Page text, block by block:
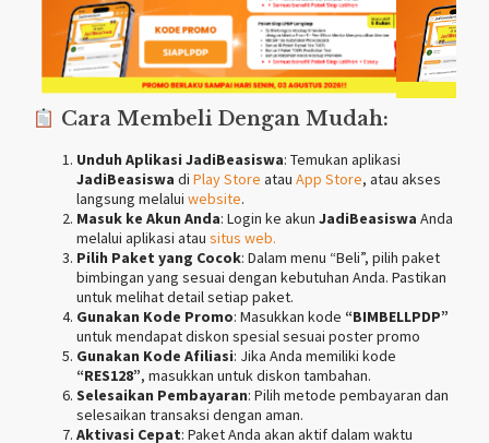
Cara Membeli Dengan Mudah:
Unduh Aplikasi JadiBeasiswa: Temukan aplikasi
JadiBeasiswa di Play Store atau App Store, atau akses
langsung melalui website.
Masuk ke Akun Anda: Login ke akun JadiBeasiswa Anda
melalui aplikasi atau situs web.
Pilih Paket yang Cocok: Dalam menu “Beli”, pilih paket
bimbingan yang sesuai dengan kebutuhan Anda. Pastikan
untuk melihat detail setiap paket.
Gunakan Kode Promo: Masukkan kode “BIMBELLPDP”
untuk mendapat diskon spesial sesuai poster promo
Gunakan Kode Afiliasi: Jika Anda memiliki kode
“RES128”, masukkan untuk diskon tambahan.
Selesaikan Pembayaran: Pilih metode pembayaran dan
selesaikan transaksi dengan aman.
Aktivasi Cepat: Paket Anda akan aktif dalam waktu